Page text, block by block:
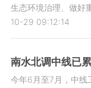
生态环境治理、做好
10-29 09:12:14
南水北调中线已
今年6月至7月，中线